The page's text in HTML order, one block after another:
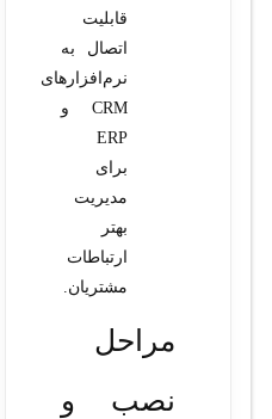
قابلیت
اتصال به
نرم‌افزارهای
CRM و
ERP
برای
مدیریت
بهتر
ارتباطات
مشتریان.
مراحل
نصب و